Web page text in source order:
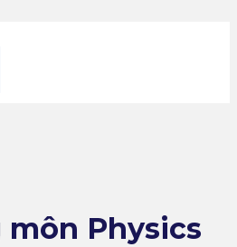
Physics